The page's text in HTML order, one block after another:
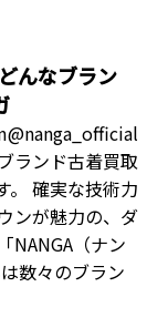
んなブラン
ランド古着買取
。 確実な技術力
ンが魅力の、ダ
NANGA（ナン
数々のブラン